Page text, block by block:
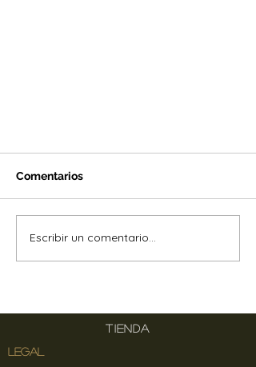
GRACIAS MARIA LEÓN
Comentarios
Escribir un comentario...
TIENDA
LEGAL